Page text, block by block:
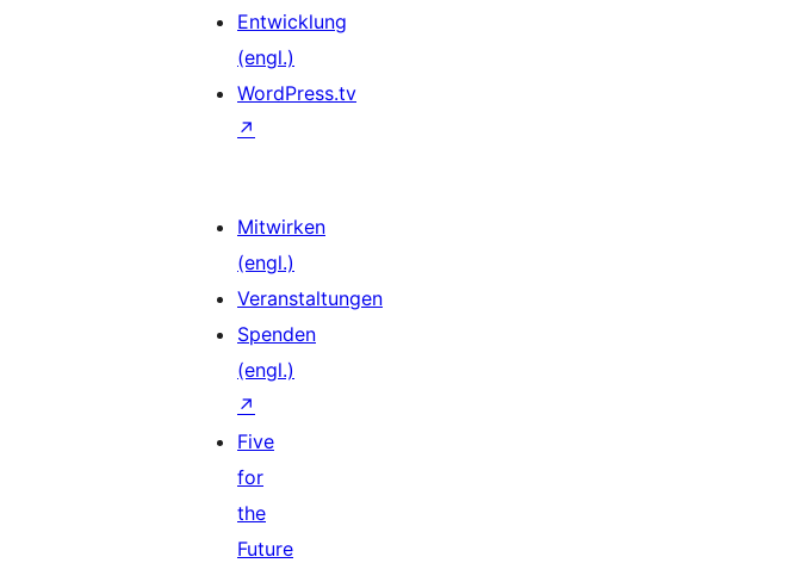
Entwicklung
(engl.)
WordPress.tv
↗
Mitwirken
(engl.)
Veranstaltungen
Spenden
(engl.)
↗
Five
for
the
Future